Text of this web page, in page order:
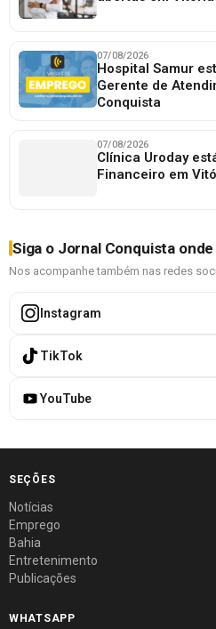
07/08/2026
Hospital Samur
Gerente de
Conquista
07/08/2026
Clínica Uroday
Financeiro em
Siga o Jornal Conquista
Nos acompanhe também nas redes
Instagram
TikTok
YouTube
SEÇÕES
Notícias
Emprego
Bahia
Entretenimento
Publicações
WHATSAPP